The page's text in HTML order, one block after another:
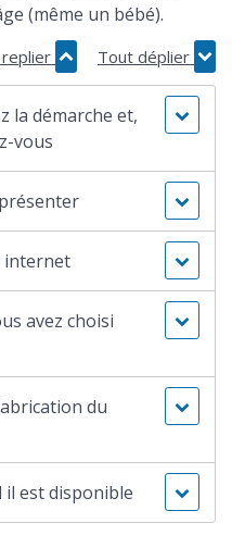
(même un bébé).
Tout déplier
la démarche et,
vous
internet
avez choisi
du
est disponible